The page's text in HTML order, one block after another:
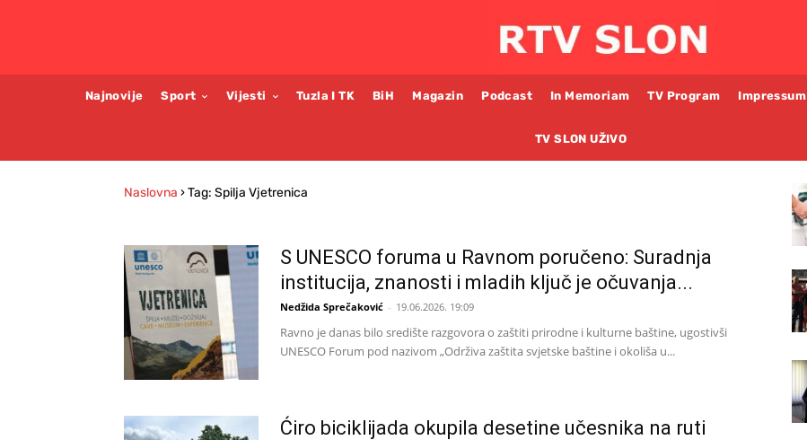
Najnovije Sport Vijesti Tuzla I TK BiH Magazin Podcast In Memoriam TV Program Impressum
TV SLON UŽIVO
Naslovna ›Tag: Spilja Vjetrenica
S UNESCO foruma u Ravnom poručeno: Suradnja
institucija, znanosti i mladih ključ je očuvanja...
Nedžida Sprečaković - 19.06.2026. 19:09
Ravno je danas bilo središte razgovora o zaštiti prirodne i kulturne baštine, ugostivši
UNESCO Forum pod nazivom „Održiva zaštita svjetske baštine i okoliša u...
Ćiro biciklijada okupila desetine učesnika na ruti